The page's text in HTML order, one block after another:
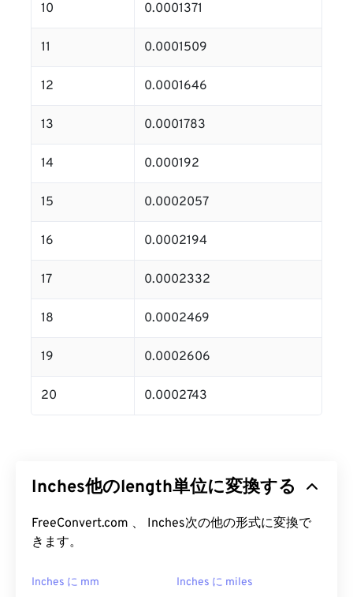
10 0.0001371
11 0.0001509
12 0.0001646
13 0.0001783
14 0.000192
15 0.0002057
16 0.0002194
17 0.0002332
18 0.0002469
19 0.0002606
20 0.0002743
Inches他のlength単位に変換する
FreeConvert.com 、 Inches次の他の形式に変換で
きます。
Inches に mm Inches に miles